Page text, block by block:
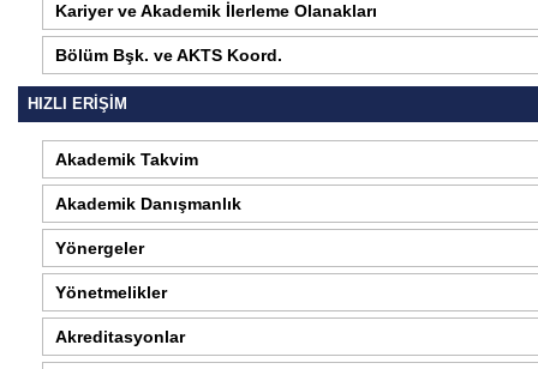
Kariyer ve Akademik İlerleme Olanakları
Bölüm Bşk. ve AKTS Koord.
HIZLI ERİŞİM
Akademik Takvim
Akademik Danışmanlık
Yönergeler
Yönetmelikler
Akreditasyonlar